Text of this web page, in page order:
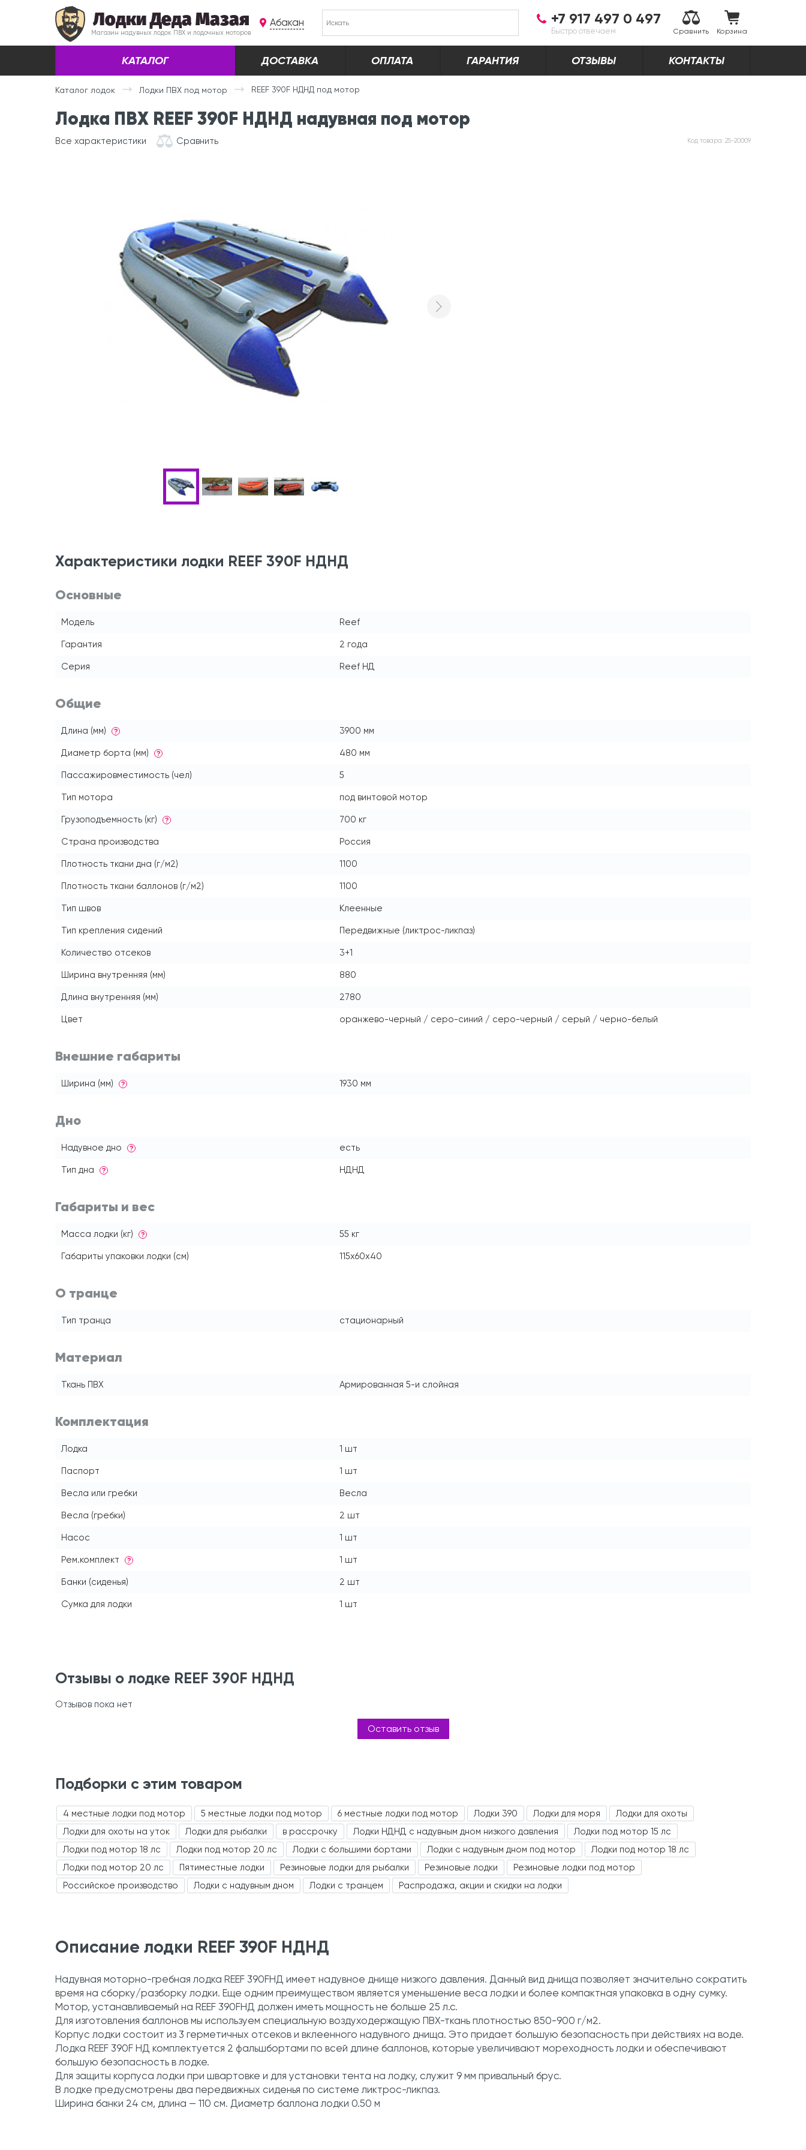
Лодки Деда Мазая
Магазин надувных лодок ПВХ и лодочных моторов
Абакан +7 917 497 0 497
Быстро отвечаем Сравнить Корзина
КАТАЛОГ ДОСТАВКА ОПЛАТА ГАРАНТИЯ ОТЗЫВЫ КОНТАКТЫ
Каталог лодок Лодки ПВХ под мотор REEF 390F НДНД под мотор
Лодка ПВХ REEF 390F НДНД надувная под мотор
Все характеристики Сравнить Код товара: 25-20009
Характеристики лодки REEF 390F НДНД
Основные
Модель Reef
Гарантия 2 года
Серия Reef НД
Общие
Длина (мм) ? 3900 мм
Диаметр борта (мм) ? 480 мм
Пассажировместимость (чел) 5
Тип мотора под винтовой мотор
Грузоподъемность (кг) ? 700 кг
Страна производства Россия
Плотность ткани дна (г/м2) 1100
Плотность ткани баллонов (г/м2) 1100
Тип швов Клеенные
Тип крепления сидений Передвижные (ликтрос-ликпаз)
Количество отсеков 3+1
Ширина внутренняя (мм) 880
Длина внутренняя (мм) 2780
Цвет оранжево-черный / серо-синий / серо-черный / серый / черно-белый
Внешние габариты
Ширина (мм) ? 1930 мм
Дно
Надувное дно ? есть
Тип дна ? НДНД
Габариты и вес
Масса лодки (кг) ? 55 кг
Габариты упаковки лодки (см) 115x60x40
О транце
Тип транца стационарный
Материал
Ткань ПВХ Армированная 5-и слойная
Комплектация
Лодка 1 шт
Паспорт 1 шт
Весла или гребки Весла
Весла (гребки) 2 шт
Насос 1 шт
Рем.комплект ? 1 шт
Банки (сиденья) 2 шт
Сумка для лодки 1 шт
Отзывы о лодке REEF 390F НДНД
Отзывов пока нет
Оставить отзыв
Подборки с этим товаром
4 местные лодки под мотор 5 местные лодки под мотор 6 местные лодки под мотор Лодки 390 Лодки для моря
Лодки для охоты
Лодки для охоты на уток
Лодки для рыбалки в рассрочку Лодки НДНД с надувным дном низкого давления
Лодки под мотор 15 лс
Лодки под мотор 18 лс
Лодки под мотор 20 лс Лодки с большими бортами Лодки с надувным дном под мотор
Лодки под мотор 18 лс
Лодки под мотор 20 лс
Пятиместные лодки Резиновые лодки для рыбалки Резиновые лодки
Резиновые лодки под мотор
Российское производство
Лодки с надувным дном Лодки с транцем Распродажа, акции и скидки на лодки
Описание лодки REEF 390F НДНД
Надувная моторно-гребная лодка REEF 390FНД имеет надувное днище низкого давления. Данный вид днища позволяет значительно сократить
время на сборку/разборку лодки. Еще одним преимуществом является уменьшение веса лодки и более компактная упаковка в одну сумку.
Мотор, устанавливаемый на REEF 390FНД должен иметь мощность не больше 25 л.с.
Для изготовления баллонов мы используем специальную воздуходержащую ПВХ-ткань плотностью 850-900 г/м2.
Корпус лодки состоит из 3 герметичных отсеков и вклеенного надувного днища. Это придает большую безопасность при действиях на воде.
Лодка REEF 390F НД комплектуется 2 фальшбортами по всей длине баллонов, которые увеличивают мореходность лодки и обеспечивают
большую безопасность в лодке.
Для защиты корпуса лодки при швартовке и для установки тента на лодку, служит 9 мм привальный брус.
В лодке предусмотрены два передвижных сиденья по системе ликтрос-ликпаз.
Ширина банки 24 см, длина — 110 см. Диаметр баллона лодки 0.50 м